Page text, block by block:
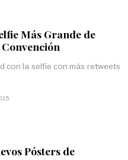
Más Grande de
con la selfie con más retweets
Pósters de